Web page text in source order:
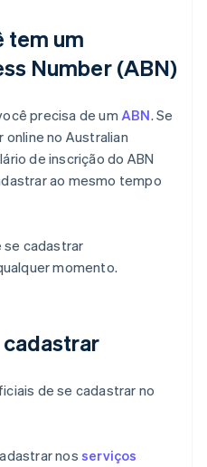
tem um
Number (ABN)
precisa de um ABN. Se
no Australian
de inscrição do ABN
ao mesmo tempo
se cadastrar
momento.
cadastrar
de se cadastrar no
nosserviços